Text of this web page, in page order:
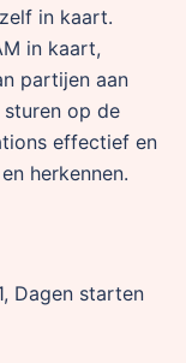
in kaart.
in kaart,
partijen aan
op de
effectief en
herkennen.
Dagen starten